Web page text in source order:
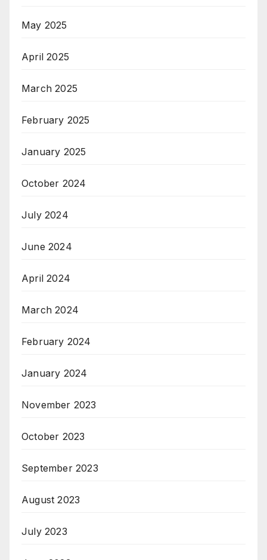
May 2025
April 2025
March 2025
February 2025
January 2025
October 2024
July 2024
June 2024
April 2024
March 2024
February 2024
January 2024
November 2023
October 2023
September 2023
August 2023
July 2023